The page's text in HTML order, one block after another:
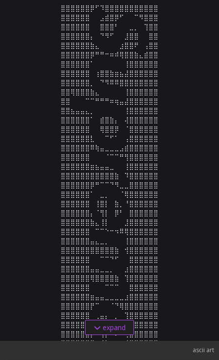
⣿⣿⣿⣿⣿⣿⡿⠋⠹⣿⣿⣿⣿⣿⣿⣿⣿⣿⣿⣿
⣿⣿⣿⣿⣿⣿⠀⠀⣠⣾⣿⡿⠋⠀⠀⠉⠻⣿⣿⣿
⣿⣿⣿⣿⣿⣿⠀⠀⣿⣿⣿⠃⠀⠀⣀⡀⠀⢹⣿⣿
⣿⣿⣿⣿⣿⣿⡄⠀⠙⠻⠋⠀⠀⣸⣿⣿⠀⠀⣿⣿
⣿⣿⣿⣿⣿⣿⣷⣄⠀⠀⠀⠀⣰⣿⣿⠟⠀⢠⣿⣿
⣿⣿⣿⣿⣿⣿⡿⠛⠛⠒⠶⠾⢿⣿⣿⣷⣄⣾⣿⣿
⣿⣿⣿⣿⣿⣿⠁⠀⠀⠀⠀⠀⠀⢸⣿⣿⣿⣿⣿⣿
⣿⣿⣿⣿⣿⣿⠀⢰⣿⣿⣷⣶⣦⣼⣿⣿⣿⣿⣿⣿
⣿⣿⣿⣿⣿⣿⡀⠀⠙⠻⠿⠿⣿⣿⣿⣿⣿⣿⣿⣿
⣿⣿⢿⣿⣿⣿⣷⣄⠀⠀⠀⠀⠀⢸⣿⣿⣿⣿⣿⣿
⣿⣿⠀⠀⠀⠉⠉⠛⠛⠛⠶⢶⣤⣼⣿⣿⣿⣿⣿⣿
⣿⣿⣦⣤⣤⣄⡀⠀⠀⠀⠀⠀⠀⢸⣿⣿⣿⣿⣿⣿
⣿⣿⣿⣿⣿⣿⠁⠀⣾⣿⣷⡄⠀⢼⣿⣿⣿⣿⣿⣿
⣿⣿⣿⣿⣿⣿⠀⠀⢿⣿⣿⡿⠀⠈⣿⣿⣿⣿⣿⣿
⣿⣿⣿⣿⣿⣿⣇⠀⠀⠉⠋⠁⠀⢠⣿⣿⣿⣿⣿⣿
⣿⣿⣿⣿⣿⣿⠿⢷⣤⣀⣀⣀⣠⣾⣿⣿⣿⣿⣿⣿
⣿⣿⣿⣿⣿⣿⠀⠀⠀⠈⠉⠉⠛⢻⣿⣿⣿⣿⣿⣿
⣿⣿⣿⣿⣿⣿⣶⣦⣤⣤⣀⠀⠀⢸⣿⣿⣿⣿⣿⣿
⣿⣿⣿⣿⣿⣿⣿⣿⣿⣿⣿⣷⠀⠹⣿⣿⣿⣿⣿⣿
⣿⣿⣿⣿⣿⣿⡿⠛⠉⠉⠙⠻⣀⣀⣿⣿⣿⣿⣿⣿
⣿⣿⣿⣿⣿⣿⠁⠀⣀⡀⠀⠀⠈⢿⣿⣿⣿⣿⣿⣿
⣿⣿⣿⣿⣿⣿⠀⢸⣿⡇⠀⣷⡀⠘⣿⣿⣿⣿⣿⣿
⣿⣿⣿⣿⣿⣿⡄⠈⢻⡇⠀⡿⠃⠀⣿⣿⣿⣿⣿⣿
⣿⣿⣿⣿⣿⣿⣷⣄⢸⡇⠀⠀⠀⣸⣿⣿⣿⣿⣿⣿
⣿⣿⣿⣿⣿⣿⠀⠉⠉⠑⠒⠲⠿⢿⣿⣿⣿⣿⣿⣿
⣿⣿⣿⣿⣿⣿⣤⣄⣀⡀⠀⠀⠀⢸⣿⣿⣿⣿⣿⣿
⣿⣿⣿⣿⣿⣿⣿⣿⣿⣿⣿⣷⠀⢺⣿⣿⣿⣿⣿⣿
⣿⣿⣿⣿⣿⣿⠀⠀⠉⠉⠙⠋⠀⠀⣿⣿⣿⣿⣿⣿
⣿⣿⣿⣿⣿⣿⣤⣤⣀⣀⡀⠀⠀⣰⣿⣿⣿⣿⣿⣿
⣿⣿⣿⣿⣿⣿⢿⣿⣿⣿⣿⣷⠀⢹⣿⣿⣿⣿⣿⣿
⣿⣿⣿⣿⣿⣿⠀⠀⠀⠉⠉⠉⠀⠀⣿⣿⣿⣿⣿⣿
⣿⣿⣿⣿⣿⣿⣶⣤⣤⣀⣀⣀⣀⣰⣿⣿⣿⣿⣿⣿
⣿⣿⣿⣿⣿⣿⡟⠉⠀⠀⠈⠙⢿⣿⣿⣿⣿⣿⣿⣿
⣿⣿⣿⣿⣿⣿⠀⢀⣤⡄⠀⡀⠀⢹⣿⣿⣿⣿⣿⣿
⣿⣿⣿⣿⣿⣿⠀⢸⣿⡇⠀⣿⡄⠈⣿⣿⣿⣿⣿⣿
⣿⣿⣿⣿⣿⣿⡆⠀⢹⡇⠀⠟⠁⢀⣿⣿⣿⣿⣿⣿
⣿⣿⣿⣿⣿⣿⣿⣦⣸⡇⠀⠀⣠⣾⣿⣿⣿⣿⣿⣿
expand
ascii art